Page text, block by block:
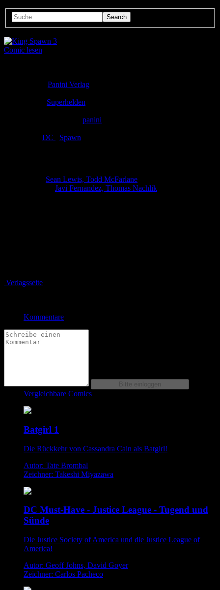
Comic lesen
Panini Verlag
Superhelden
panini
DC Spawn
Sean Lewis, Todd McFarlane
Javi Fernandez, Thomas Nachlik
Verlagsseite
Kommentare
Vergleichbare Comics
Batgirl 1
Die Rückkehr von Cassandra Cain als Batgirl!
Autor: Tate Brombal
Zeichner: Takeshi Miyazawa
DC Must-Have - Justice League - Tugend und
Sünde
Die Justice Society of America und die Justice League of
America!
Autor: Geoff Johns, David Goyer
Zeichner: Carlos Pacheco